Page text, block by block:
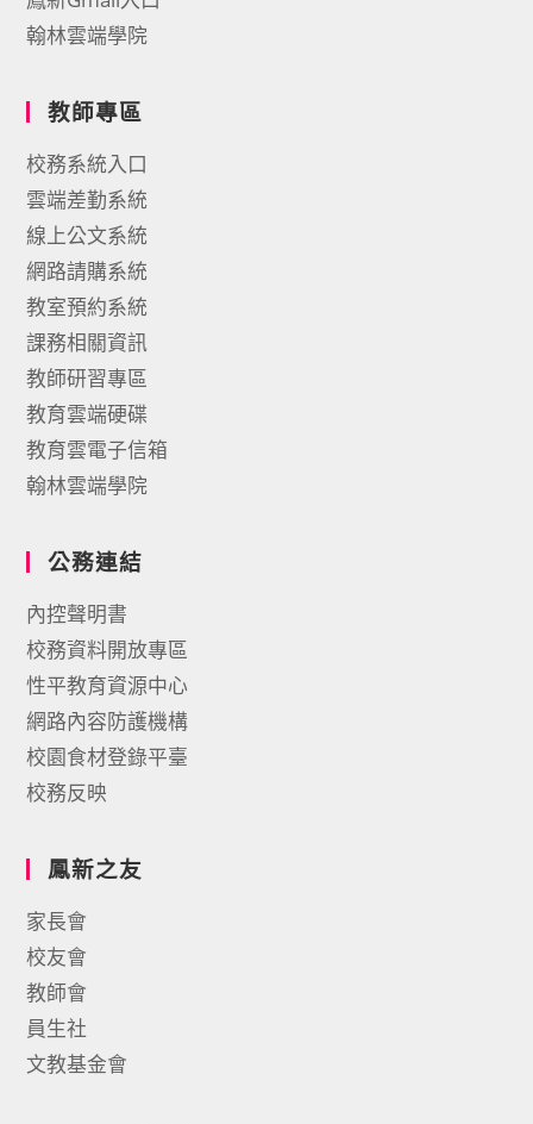
翰林雲端學院
教師專區
校務系統入口
雲端差勤系統
線上公文系統
網路請購系統
教室預約系統
課務相關資訊
教師研習專區
教育雲端硬碟
教育雲電子信箱
翰林雲端學院
公務連結
內控聲明書
校務資料開放專區
性平教育資源中心
網路內容防護機構
校園食材登錄平臺
校務反映
鳳新之友
家長會
校友會
教師會
員生社
文教基金會